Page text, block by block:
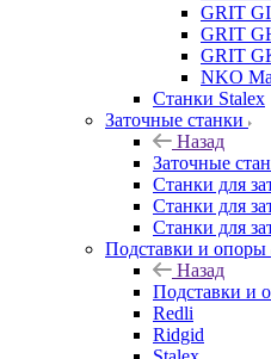
GRIT GI
GRIT
GRIT
NKO
Станки Stalex
Заточные станки
Назад
Заточные
Станки для
Станки для
Станки для
Подставки и опоры
Назад
Подставки и
Redli
Ridgid